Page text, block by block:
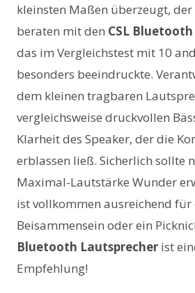
kleinsten Maßen überzeugt, der
beraten mit den CSL
das im Vergleichstest mit 10
besonders beeindruckte.
dem kleinen tragbaren
vergleichsweise druckvollen
Klarheit des Speaker, der die
erblassen ließ. Sicherlich sollte
Maximal-Lautstärke Wunder
ist vollkommen ausreichend für
Beisammensein oder ein
Bluetooth Lautsprecher ist
Empfehlung!